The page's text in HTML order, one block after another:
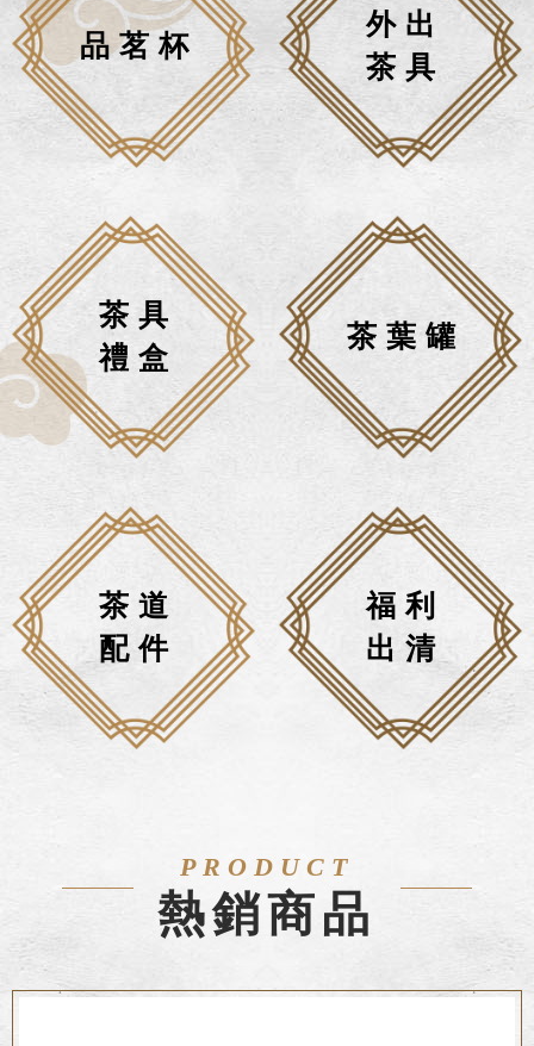
品茗杯
外出
茶具
茶具
禮盒
茶葉罐
茶道
配件
福利
出清
PRODUCT
熱銷商品